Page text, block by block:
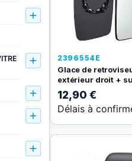
2396554E
Glace de
extérieur droit +
12,90 €
Délais à




